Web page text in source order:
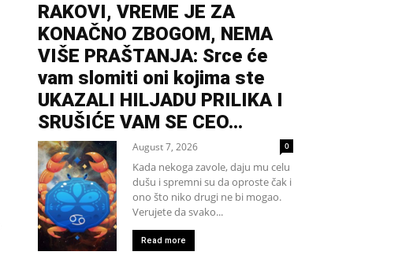
RAKOVI, VREME JE ZA
KONAČNO ZBOGOM, NEMA
VIŠE PRAŠTANJA: Srce će
vam slomiti oni kojima ste
UKAZALI HILJADU PRILIKA I
SRUŠIĆE VAM SE CEO...
August 7, 2026 0
Kada nekoga zavole, daju mu celu
dušu i spremni su da oproste čak i
ono što niko drugi ne bi mogao.
Verujete da svako...
Read more